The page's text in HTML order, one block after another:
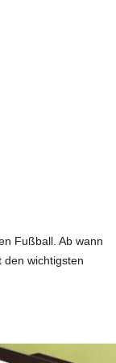
Fußball. Ab wann
den wichtigsten